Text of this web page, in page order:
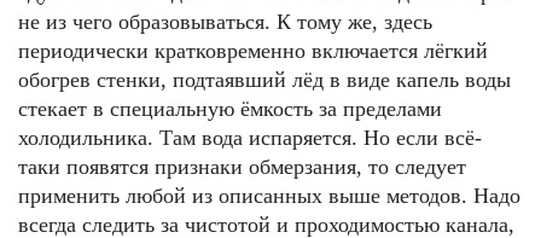
не из чего образовываться. К тому же, здесь
периодически кратковременно включается лёгкий
обогрев стенки, подтаявший лёд в виде капель воды
стекает в специальную ёмкость за пределами
холодильника. Там вода испаряется. Но если всё-
таки появятся признаки обмерзания, то следует
применить любой из описанных выше методов. Надо
всегда следить за чистотой и проходимостью канала,